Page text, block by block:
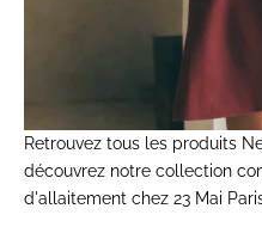
Retrouvez tous les produits
découvrez notre collection
d'allaitement chez 23 Mai